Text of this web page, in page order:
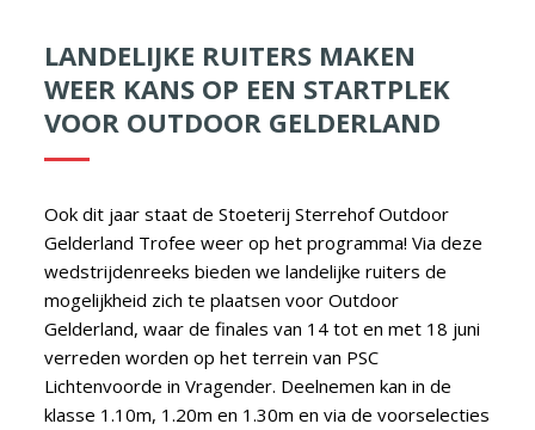
LANDELIJKE RUITERS MAKEN
WEER KANS OP EEN STARTPLEK
VOOR OUTDOOR GELDERLAND
Ook dit jaar staat de Stoeterij Sterrehof Outdoor
Gelderland Trofee weer op het programma! Via deze
wedstrijdenreeks bieden we landelijke ruiters de
mogelijkheid zich te plaatsen voor Outdoor
Gelderland, waar de finales van 14 tot en met 18 juni
verreden worden op het terrein van PSC
Lichtenvoorde in Vragender. Deelnemen kan in de
klasse 1.10m, 1.20m en 1.30m en via de voorselecties